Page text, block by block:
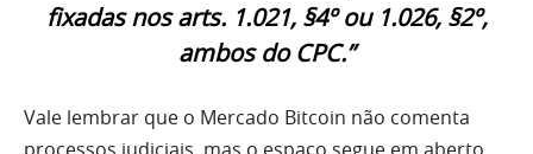
fixadas nos arts. 1.021, §4º ou 1.026, §2º,
ambos do CPC.”
Vale lembrar que o Mercado Bitcoin não comenta